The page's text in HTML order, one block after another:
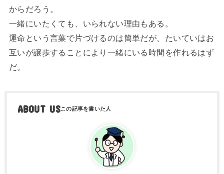
からだろう。
一緒にいたくても、いられない理由もある。
運命という言葉で片づけるのは簡単だが、たいていはお
互いが譲歩することにより一緒にいる時間を作れるはず
だ。
ABOUT US